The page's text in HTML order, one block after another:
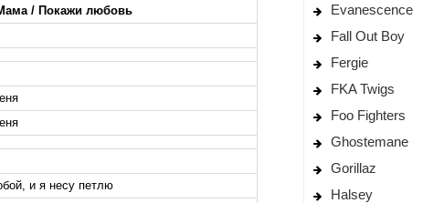
/ Покажи любовь
и я несу петлю
Evanescence
Fall Out Boy
Fergie
FKA Twigs
Foo Fighters
Ghostemane
Gorillaz
Halsey